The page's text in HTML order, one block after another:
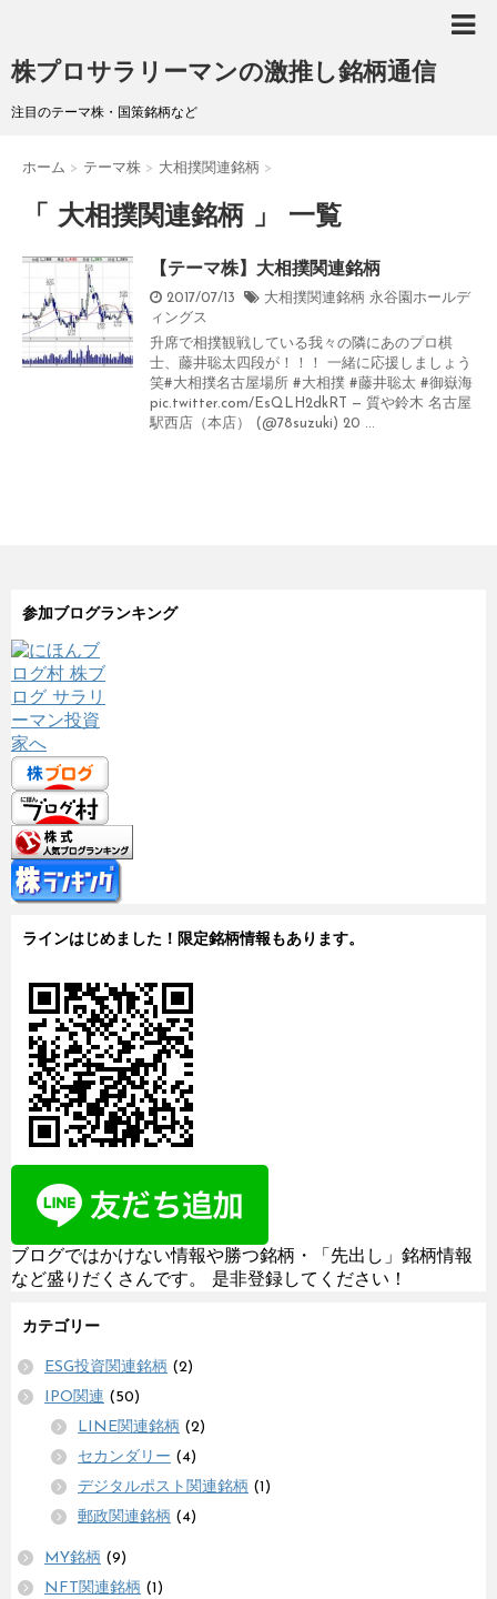
株プロサラリーマンの激推し銘柄通信
注目のテーマ株・国策銘柄など
ホーム > テーマ株 > 大相撲関連銘柄 >
「 大相撲関連銘柄 」 一覧
【テーマ株】大相撲関連銘柄
2017/07/13 大相撲関連銘柄 永谷園ホールデ
ィングス
升席で相撲観戦している我々の隣にあのプロ棋
士、藤井聡太四段が！！！ 一緒に応援しましょう
笑#大相撲名古屋場所 #大相撲 #藤井聡太 #御嶽海
pic.twitter.com/EsQLH2dkRT — 質や鈴木 名古屋
駅西店（本店） (@78suzuki) 20 ...
参加ブログランキング
ラインはじめました！限定銘柄情報もあります。
ブログではかけない情報や勝つ銘柄・「先出し」銘柄情報
など盛りだくさんです。 是非登録してください！
カテゴリー
ESG投資関連銘柄 (2)
IPO関連 (50)
LINE関連銘柄 (2)
セカンダリー (4)
デジタルポスト関連銘柄 (1)
郵政関連銘柄 (4)
MY銘柄 (9)
NFT関連銘柄 (1)